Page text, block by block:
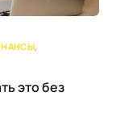
,
это без